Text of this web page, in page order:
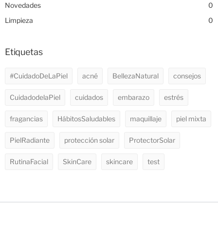
Novedades
0
Limpieza
0
Etiquetas
#CuidadoDeLaPiel acné BellezaNatural consejos
CuidadodelaPiel cuidados embarazo estrés
fragancias HábitosSaludables maquillaje piel mixta
PielRadiante protección solar ProtectorSolar
RutinaFacial SkinCare skincare test